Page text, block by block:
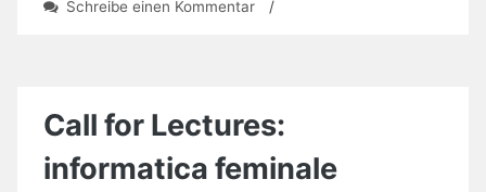
Schreibe einen Kommentarzu
und
dabei
sein
/
Call for Lectures:
informatica feminale